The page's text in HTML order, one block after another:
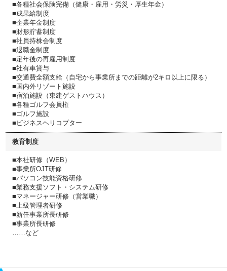
■各種社会保険完備（健康・雇用・労災・厚生年金）
■成果給制度
■企業年金制度
■財形貯蓄制度
■社員持株会制度
■退職金制度
■定年後の再雇用制度
■社有車貸与
■交通費全額支給（自宅から事業所までの距離が2キロ以上に限る）
■国内外リゾート施設
■宿泊施設（東建ゲストハウス）
■各種ゴルフ会員権
■ゴルフ施設
■ビジネスヘリコプター
教育制度
■本社研修（WEB）
■事業所OJT研修
■パソコン技能資格研修
■業務支援ソフト・システム研修
■マネージャー研修（営業職）
■上級管理者研修
■新任事業所長研修
■事業所長研修
……など